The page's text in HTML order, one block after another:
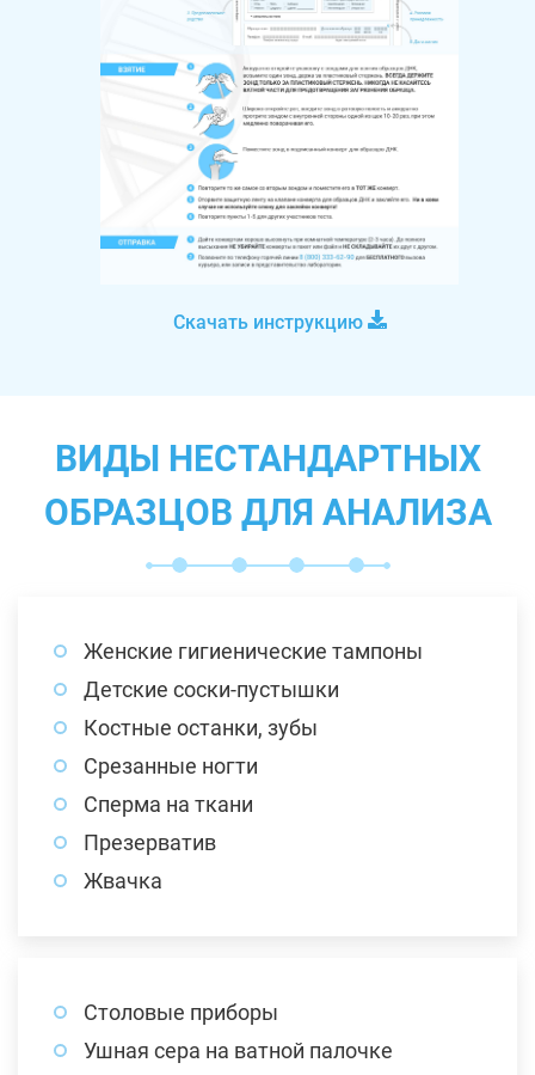
Скачать инструкцию
ВИДЫ НЕСТАНДАРТНЫХ
ОБРАЗЦОВ ДЛЯ АНАЛИЗА
Женские гигиенические тампоны
Детские соски-пустышки
Костные останки, зубы
Срезанные ногти
Сперма на ткани
Презерватив
Жвачка
Столовые приборы
Ушная сера на ватной палочке